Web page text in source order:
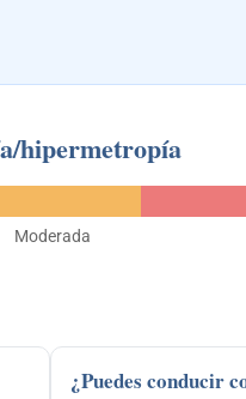
hipermetropía
Moderada
¿Puedes conducir